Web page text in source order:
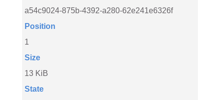
a54c9024-875b-4392-a280-62e241e6326f
Position
1
Size
13 KiB
State